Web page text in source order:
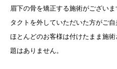
眉下の骨を矯正する施術がござい
タクトを外していただいた方がご自
ほとんどのお客様は付けたまま施
題はありません。